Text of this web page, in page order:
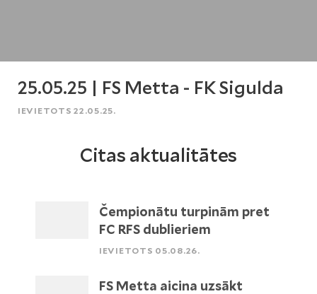
25.05.25 | FS Metta - FK Sigulda
IEVIETOTS 22.05.25.
Citas aktualitātes
Čempionātu turpinām pret
FC RFS dublieriem
IEVIETOTS 05.08.26.
FS Metta aicina uzsākt